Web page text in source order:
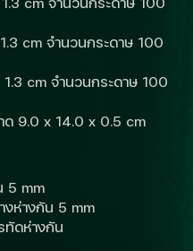
cm จำนวนกระดาษ 100
cm จำนวนกระดาษ 100
9.0 x 14.0 x 0.5 cm
5 mm
งห่างกัน 5 mm
ทัดห่างกัน